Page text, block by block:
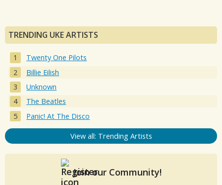
TRENDING UKE ARTISTS
Twenty One Pilots
Billie Eilish
Unknown
The Beatles
Panic! At The Disco
View all: Trending Artists
Join our Community!